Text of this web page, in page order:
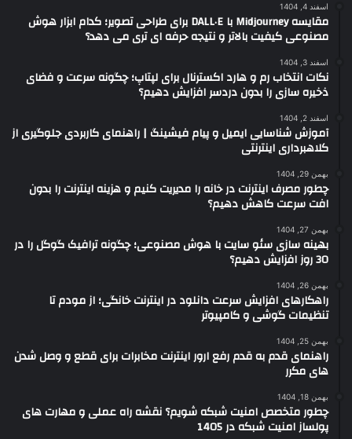
اسفند 4, 1404
مقایسه Midjourney با DALL·E برای طراحی تصویر؛ کدام ابزار هوش
مصنوعی کیفیت بالاتر و نتیجه حرفه ای تری می دهد؟
اسفند 3, 1404
نکات انتخاب رم و هارد اکسترنال برای لپتاپ؛ چگونه سرعت و فضای
ذخیره سازی را بدون دردسر افزایش دهیم؟
اسفند 2, 1404
آموزش شناسایی ایمیل و پیام فیشینگ | راهنمای کاربردی جلوگیری از
کلاهبرداری اینترنتی
بهمن 29, 1404
چطور مصرف اینترنت در خانه را مدیریت کنیم و هزینه اینترنت را بدون
افت سرعت کاهش دهیم؟
بهمن 27, 1404
بهینه سازی سئو سایت با هوش مصنوعی؛ چگونه ترافیک گوگل را در
30 روز افزایش دهیم؟
بهمن 26, 1404
راهکارهای افزایش سرعت دانلود در اینترنت خانگی؛ از مودم تا
تنظیمات گوشی و کامپیوتر
بهمن 25, 1404
راهنمای قدم به قدم رفع ارور اینترنت مخابرات برای قطع و وصل شدن
های مکرر
بهمن 18, 1404
چطور متخصص امنیت شبکه شویم؟ نقشه راه عملی و مهارت های
پولساز امنیت شبکه در 1405